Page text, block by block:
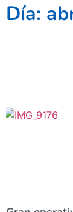
Día: